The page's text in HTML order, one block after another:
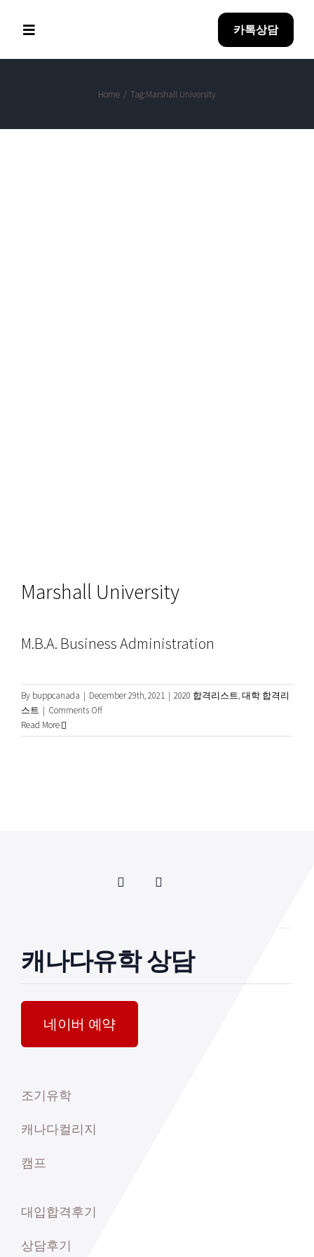
content
Toggle
Home
카톡상담
Home / Tag:Marshall University
Marshall University
M.B.A. Business Administration
By buppcanada | December 29th, 2021 | 2020 합격리스트,대학 합격리
스트 | Comments Offon
University
Read More
캐나다유학 상담
네이버 예약
조기유학
캐나다컬리지
캠프
대입합격후기
상담후기